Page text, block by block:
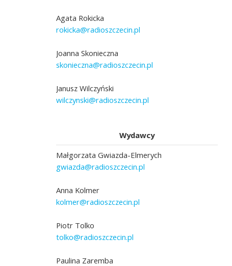
Agata Rokicka
rokicka@radioszczecin.pl
Joanna Skonieczna
skonieczna@radioszczecin.pl
Janusz Wilczyński
wilczynski@radioszczecin.pl
Wydawcy
Małgorzata Gwiazda-Elmerych
gwiazda@radioszczecin.pl
Anna Kolmer
kolmer@radioszczecin.pl
Piotr Tolko
tolko@radioszczecin.pl
Paulina Zaremba